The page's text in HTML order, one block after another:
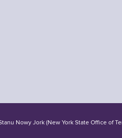
Nowy Jork (New York State Office of